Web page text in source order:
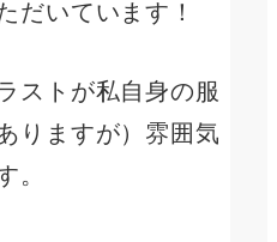
だいています！
ストが私自身の服
りますが）雰囲気
。